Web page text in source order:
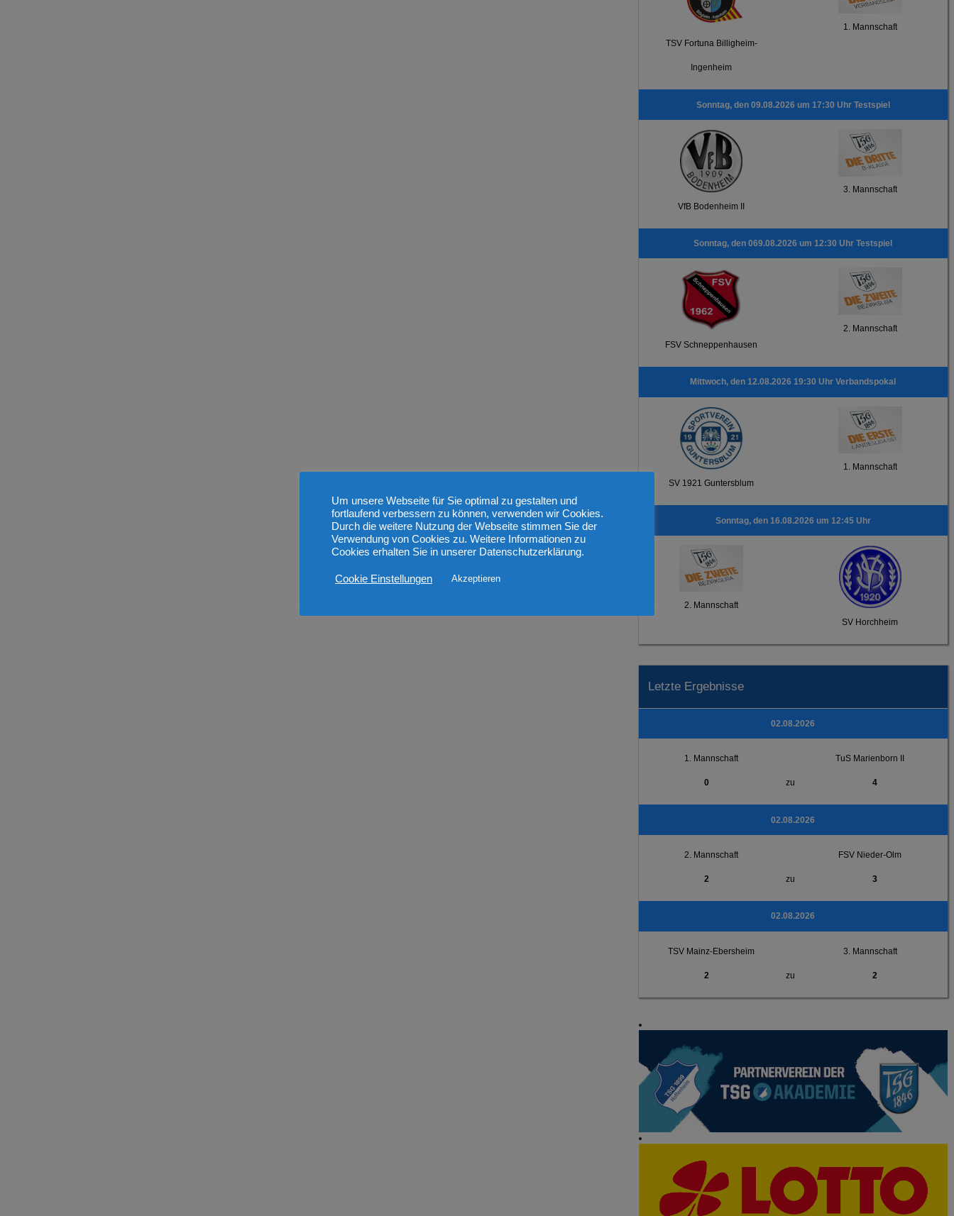
TSV Fortuna Billigheim-
Ingenheim
1. Mannschaft
Sonntag, den 09.08.2026 um 17:30 Uhr Testspiel
VfB Bodenheim II
3. Mannschaft
Sonntag, den 069.08.2026 um 12:30 Uhr Testspiel
FSV Schneppenhausen
2. Mannschaft
Mittwoch, den 12.08.2026 19:30 Uhr Verbandspokal
SV 1921 Guntersblum
1. Mannschaft
Sonntag, den 16.08.2026 um 12:45 Uhr
2. Mannschaft
SV Horchheim
Letzte Ergebnisse
02.08.2026
1. Mannschaft TuS Marienborn II
0 zu 4
02.08.2026
2. Mannschaft FSV Nieder-Olm
2 zu 3
02.08.2026
TSV Mainz-Ebersheim 3. Mannschaft
2 zu 2
Um unsere Webseite für Sie optimal zu gestalten und
fortlaufend verbessern zu können, verwenden wir Cookies.
Durch die weitere Nutzung der Webseite stimmen Sie der
Verwendung von Cookies zu. Weitere Informationen zu
Cookies erhalten Sie in unserer Datenschutzerklärung.
Cookie Einstellungen Akzeptieren